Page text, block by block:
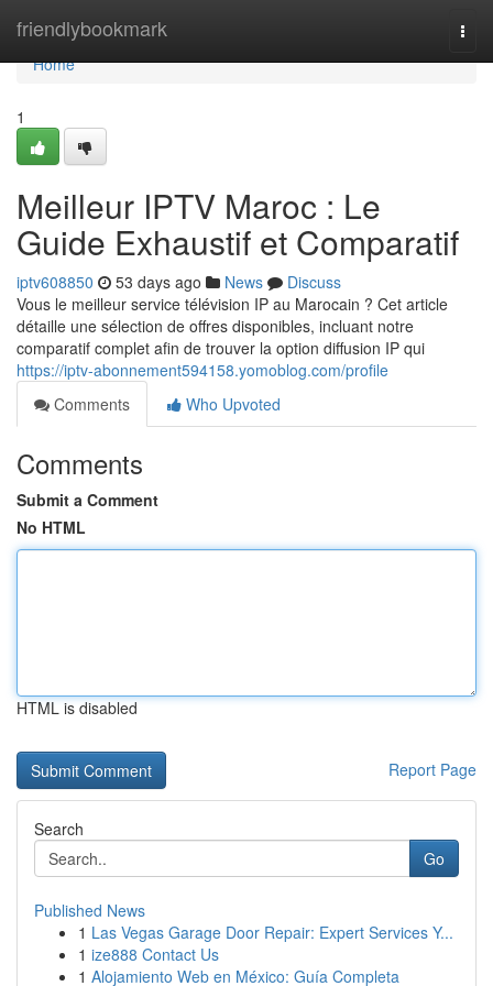
friendlybookmark
Home
Home
1
Meilleur IPTV Maroc : Le
Guide Exhaustif et Comparatif
iptv608850 53 days ago News
Discuss
Vous le meilleur service télévision IP au Marocain ? Cet article
détaille une sélection de offres disponibles, incluant notre
comparatif complet afin de trouver la option diffusion IP qui
https://iptv-abonnement594158.yomoblog.com/profile
Comments
Who Upvoted
Comments
Submit a Comment
No HTML
HTML is disabled
Report Page
Search
Go
Published News
1 Las Vegas Garage Door Repair: Expert Services Y...
1 ize888 Contact Us
1 Alojamiento Web en México: Guía Completa